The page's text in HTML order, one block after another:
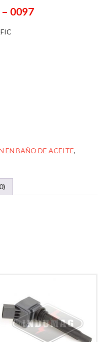
0097
EN BAÑO DE ACEITE,